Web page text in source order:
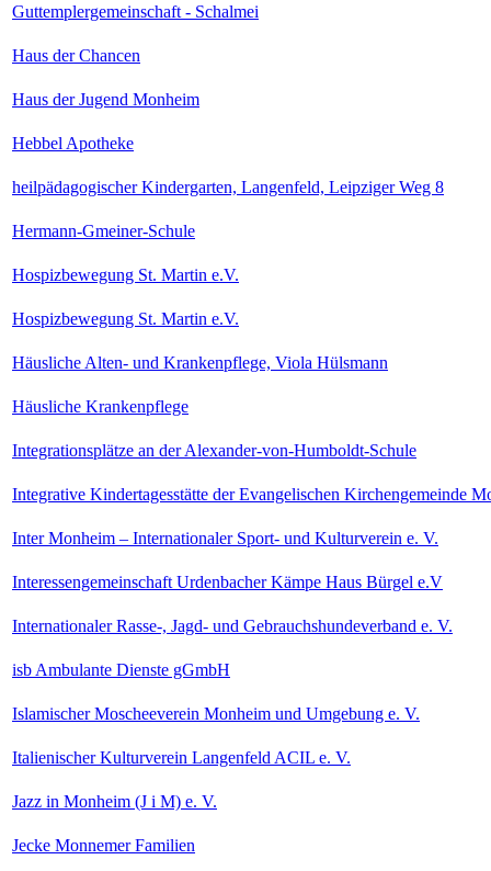
Guttemplergemeinschaft - Schalmei
Haus der Chancen
Haus der Jugend Monheim
Hebbel Apotheke
heilpädagogischer Kindergarten, Langenfeld, Leipziger Weg 8
Hermann-Gmeiner-Schule
Hospizbewegung St. Martin e.V.
Hospizbewegung St. Martin e.V.
Häusliche Alten- und Krankenpflege, Viola Hülsmann
Häusliche Krankenpflege
Integrationsplätze an der Alexander-von-Humboldt-Schule
Integrative Kindertagesstätte der Evangelischen Kirchengemeinde
Inter Monheim – Internationaler Sport- und Kulturverein e. V.
Interessengemeinschaft Urdenbacher Kämpe Haus Bürgel e.V
Internationaler Rasse-, Jagd- und Gebrauchshundeverband e. V.
isb Ambulante Dienste gGmbH
Islamischer Moscheeverein Monheim und Umgebung e. V.
Italienischer Kulturverein Langenfeld ACIL e. V.
Jazz in Monheim (J i M) e. V.
Jecke Monnemer Familien